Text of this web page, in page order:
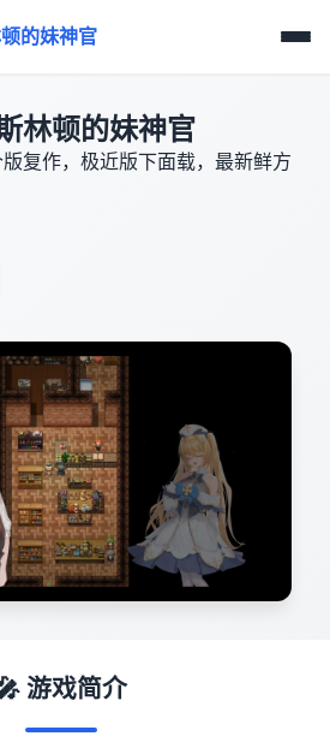
的妹神官
林顿的妹神官
复作，极近版下面载，最新鲜方
游戏简介